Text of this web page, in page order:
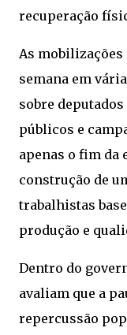
recuperação
As
semana em
sobre deputados
públicos e
apenas o fim da
construção de
trabalhistas
produção e
Dentro do
avaliam que a
repercussão